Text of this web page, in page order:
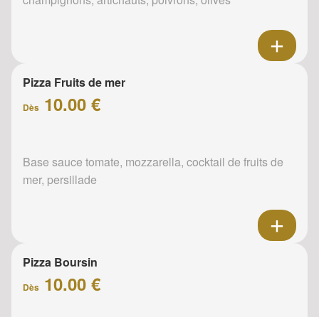
Pizza Fruits de mer
Dès 10.00 €
Base sauce tomate, mozzarella, cocktail de fruits de
mer, persillade
Pizza Boursin
Dès 10.00 €